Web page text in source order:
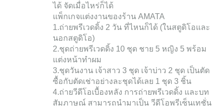
ได้ จัดเมื่อไหร่ก็ได้
แพ็กเกจแต่งงานของร้าน AMATA
1.ถ่ายพรีเวดดิ้ง 2 วัน ที่ไหนก็ได้ (ในสตูดิโอและ
นอกสตูดิโอ)
2.ชุดถ่ายพรีเวดดิ้ง 10 ชุด ชาย 5 หญิง 5 พร้อม
แต่งหน้าทำผม
3.ชุดวันงาน เจ้าสาว 3 ชุด เจ้าบ่าว 2 ชุด เป็นตัด
ซื้อกับตัดเช่าอย่างละชุดได้เลย 1 ชุด 3 ชิ้น
4.ถ่ายวีดีโอเบื้องหลัง การถ่ายพรีเวดดิ้ง และบท
สัมภาษณ์ สามารถนำมาเป็น วีดีโอพรีเซ็นเทชั่น